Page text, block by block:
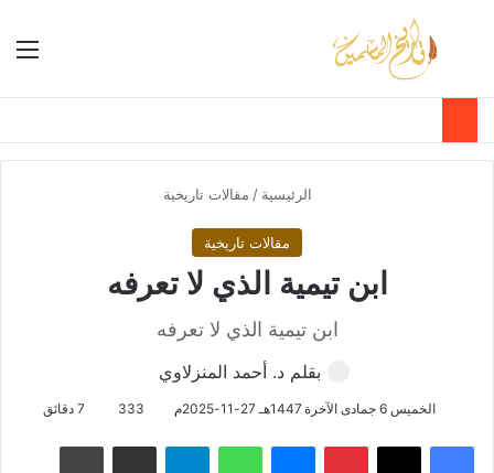
الوضع بحث عن
الرئيسية / مقالات تاريخية
مقالات تاريخية
ابن تيمية الذي لا تعرفه
ابن تيمية الذي لا تعرفه
بقلم د. أحمد المنزلاوي
الخميس 6 جمادى الآخرة 1447هـ 27-11-2025م 333
فيسبوك بينتيريست واتساب